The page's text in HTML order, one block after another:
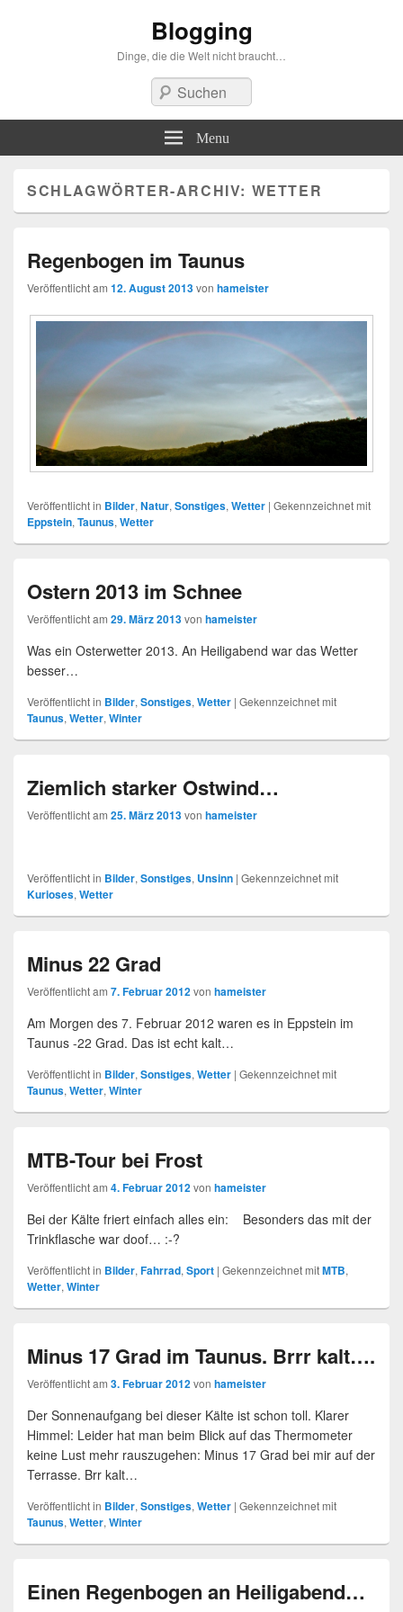
Blogging
Dinge, die die Welt nicht braucht…
Suchen
Menu
SCHLAGWÖRTER-ARCHIV: WETTER
Regenbogen im Taunus
Veröffentlicht am 12. August 2013von hameister
Veröffentlicht in Bilder, Natur, Sonstiges, Wetter | Gekennzeichnet mit
Eppstein, Taunus, Wetter
Ostern 2013 im Schnee
Veröffentlicht am 29. März 2013von hameister
Was ein Osterwetter 2013. An Heiligabend war das Wetter
besser…
Veröffentlicht in Bilder, Sonstiges, Wetter | Gekennzeichnet mit
Taunus, Wetter, Winter
Ziemlich starker Ostwind…
Veröffentlicht am 25. März 2013von hameister
Veröffentlicht in Bilder, Sonstiges, Unsinn | Gekennzeichnet mit
Kurioses, Wetter
Minus 22 Grad
Veröffentlicht am 7. Februar 2012von hameister
Am Morgen des 7. Februar 2012 waren es in Eppstein im
Taunus -22 Grad. Das ist echt kalt…
Veröffentlicht in Bilder, Sonstiges, Wetter | Gekennzeichnet mit
Taunus, Wetter, Winter
MTB-Tour bei Frost
Veröffentlicht am 4. Februar 2012von hameister
Bei der Kälte friert einfach alles ein: Besonders das mit der
Trinkflasche war doof… :-?
Veröffentlicht in Bilder, Fahrrad, Sport | Gekennzeichnet mitMTB,
Wetter, Winter
Minus 17 Grad im Taunus. Brrr kalt….
Veröffentlicht am 3. Februar 2012von hameister
Der Sonnenaufgang bei dieser Kälte ist schon toll. Klarer
Himmel: Leider hat man beim Blick auf das Thermometer
keine Lust mehr rauszugehen: Minus 17 Grad bei mir auf der
Terrasse. Brr kalt…
Veröffentlicht in Bilder, Sonstiges, Wetter | Gekennzeichnet mit
Taunus, Wetter, Winter
Einen Regenbogen an Heiligabend…